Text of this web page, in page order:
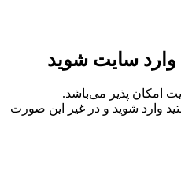
وارد سایت شوید
امکان پذیر می‌باشد.
وارد شوید و در غیر این صورت